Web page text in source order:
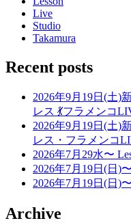
Live
Studio
Takamura
Recent posts
2026年9月19日(土
レス 💃フラメンコ
2026年9月19日(土
レス・フラメンコ
2026年7月29水〜
2026年7月19日(日)
2026年7月19日(日)
Archive